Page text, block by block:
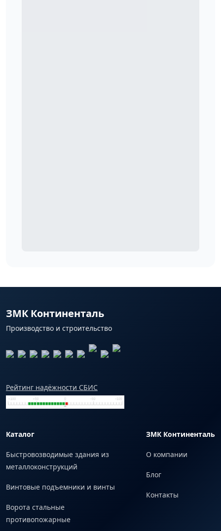
ЗМК Континенталь
Производство и строительство
Рейтинг надёжности СБИС
Каталог
Быстровозводимые здания из
металлоконструкций
Винтовые подъемники и винты
Ворота стальные
противопожарные
ЗМК Континенталь
О компании
Блог
Контакты